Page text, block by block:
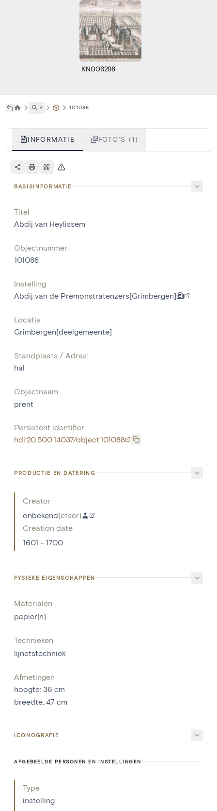
KN006298
˅ 101088
INFORMATIE FOTO'S (1)
BASISINFORMATIE
Titel
Abdij van Heylissem
Objectnummer
101088
Instelling
Abdij van de Premonstratenzers[Grimbergen]
Locatie
Grimbergen[deelgemeente]
Standplaats / Adres:
hal
Objectnaam
prent
Persistent identifier
hdl:20.500.14037/object.101088
PRODUCTIE EN DATERING
Creator
onbekend(etser)
Creation date
1601 - 1700
FYSIEKE EIGENSCHAPPEN
Materialen
papier[n]
Technieken
lijnetstechniek
Afmetingen
hoogte: 36 cm
breedte: 47 cm
ICONOGRAFIE
AFGEBEELDE PERSONEN EN INSTELLINGEN
Type
instelling